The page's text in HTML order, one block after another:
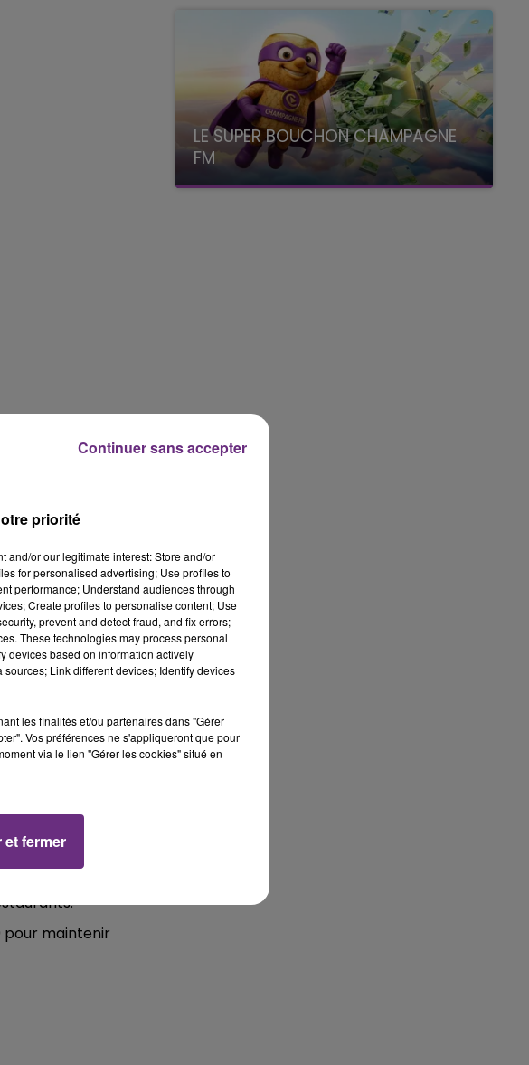
une dizaine
aussi.
pour maintenir
LE SUPER BOUCHON CHAMPAGNE
FM
avec La Famille Champagne FM, à 8H10
priorité
and/or our legitimate interest: Store and/or
for personalised advertising; Use profiles to
performance; Understand audiences through
Create profiles to personalise content; Use
prevent and detect fraud, and fix errors;
These technologies may process personal
devices based on information actively
Link different devices; Identify devices
les finalités et/ou partenaires dans "Gérer
Vos préférences ne s'appliqueront que pour
via le lien "Gérer les cookies" situé en
fermer
Continuer sans accepter